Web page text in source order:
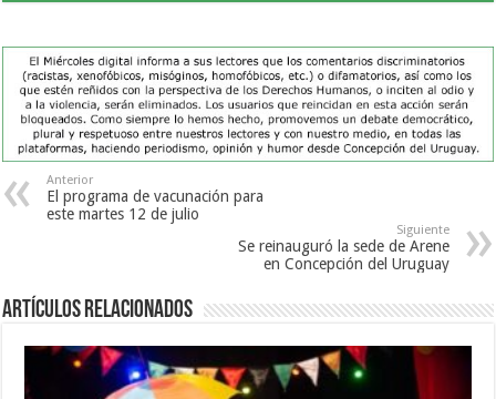
Anterior
El programa de vacunación para
este martes 12 de julio
Siguiente
Se reinauguró la sede de Arene
en Concepción del Uruguay
Artículos Relacionados